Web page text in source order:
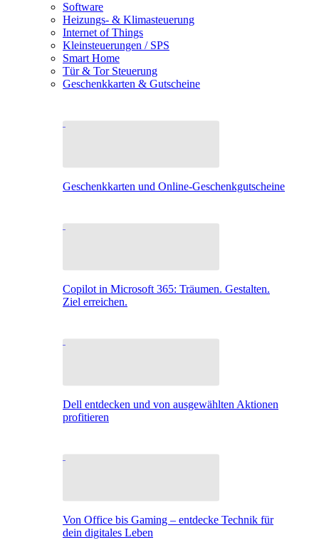
Software
Heizungs- & Klimasteuerung
Internet of Things
Kleinsteuerungen / SPS
Smart Home
Tür & Tor Steuerung
Geschenkkarten & Gutscheine
Geschenkkarten und Online-Geschenkgutscheine
Copilot in Microsoft 365: Träumen. Gestalten.
Ziel erreichen.
Dell entdecken und von ausgewählten Aktionen
profitieren
Von Office bis Gaming – entdecke Technik für
dein digitales Leben